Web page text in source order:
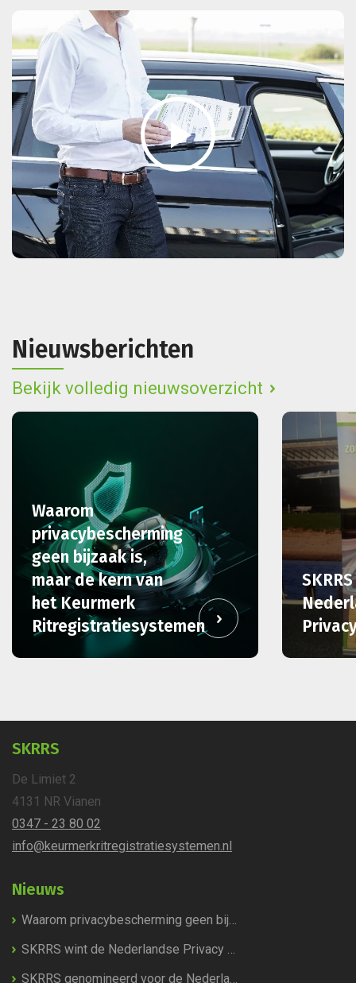
Nieuwsberichten
Bekijk volledig nieuwsoverzicht
Waarom
privacybescherming
geen bijzaak is,
maar de kern van
het Keurmerk
Ritregistratiesystemen
SKRRS
De Limiet 2
4131 NR Vianen
0347 - 23 80 02
info@keurmerkritregistratiesystemen.nl
Nieuws
Waarom privacybescherming geen bijzaak is, maar de kern van het Keurmerk Ritregistratiesystemen
SKRRS wint de Nederlandse Privacy Award 2026!
SKRRS genomineerd voor de Nederlandse Privacy Awards 2026!